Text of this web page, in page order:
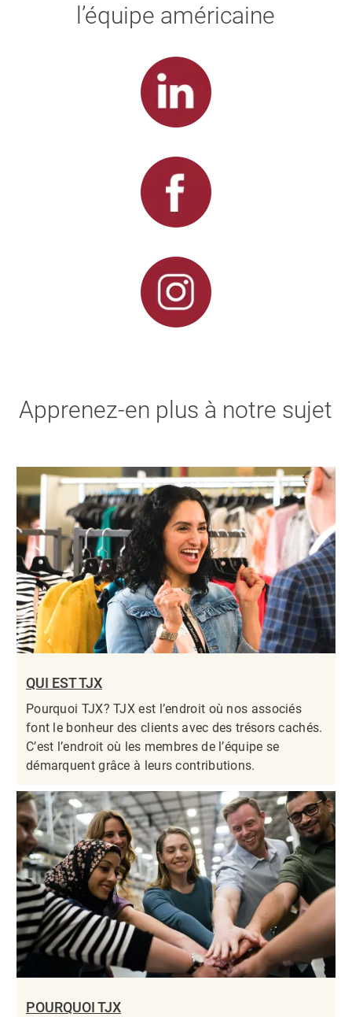
l’équipe américaine
Apprenez-en plus à notre sujet
QUI EST TJX
Pourquoi TJX? TJX est l’endroit où nos associés
font le bonheur des clients avec des trésors cachés.
C’est l’endroit où les membres de l’équipe se
démarquent grâce à leurs contributions.​​​​​​​
POURQUOI TJX